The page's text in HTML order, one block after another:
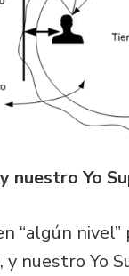
nuestro Yo
“algún
y nuestro Yo